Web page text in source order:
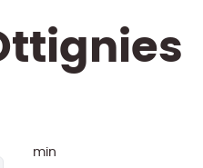
min